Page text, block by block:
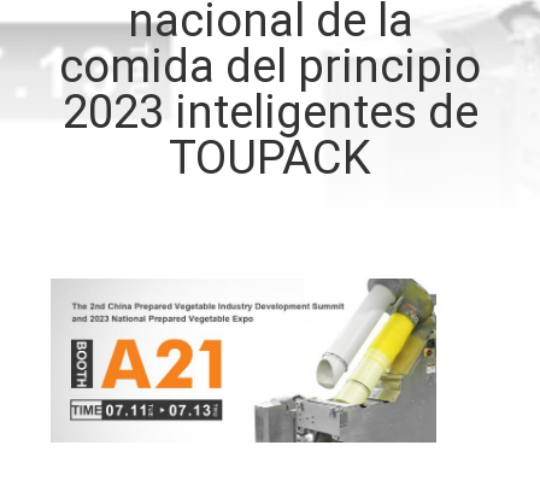
CONTROL
NOTICIAS
CASOS
SOLICITAR UN
nacional de la
comida del principio
2023 inteligentes de
TOUPACK